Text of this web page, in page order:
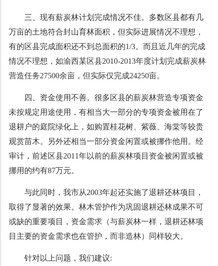
三、现有薪炭林计划完成情况不佳。多数区县都有几
万亩的土地符合封山育林面积，但实际进展情况不理想，
有的区县完成面积还不到总面积的1/3。而且近几年的完成
情况不理想，如渝西某区县2010-2013年度计划完成薪炭林
营造任务27500余亩，但实际仅完成24250亩。
四、资金使用不善。很多区县的薪炭林营造专项资金
未按规定用途使用，有相当大一部分的专项资金被用在了
退耕户的庭院绿化上，如购置桂花树、紫薇、海棠等较贵
观赏苗木。另外还相当一部分资金闲置或被挪作他用。经
审计，前述区县2011年以前的薪炭林项目资金被闲置或被
挪用的约有87万元。
与此同时，我市从2003年起还实施了退耕还林项目，
取得了显著的效果。林木管护作为巩固退耕还林成果不可
或缺的重要项目，资金需求（与薪炭林一样，退耕还林项
目主要的资金需求也在管护，而非造林）同样较大。
针对以上问题，我们建议: